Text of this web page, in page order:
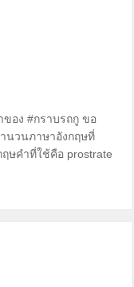
ของ #กราบรถกู ขอ
นวนภาษาอังกฤษที่
ษคำที่ใช้คือ prostrate